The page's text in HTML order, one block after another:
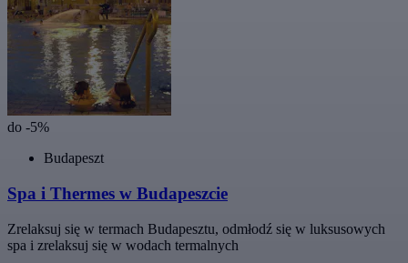
do -5%
Budapeszt
Spa i Thermes w Budapeszcie
Zrelaksuj się w termach Budapesztu, odmłodź się w luksusowych
spa i zrelaksuj się w wodach termalnych